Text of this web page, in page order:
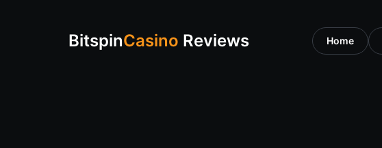
BitspinCasino Reviews Home